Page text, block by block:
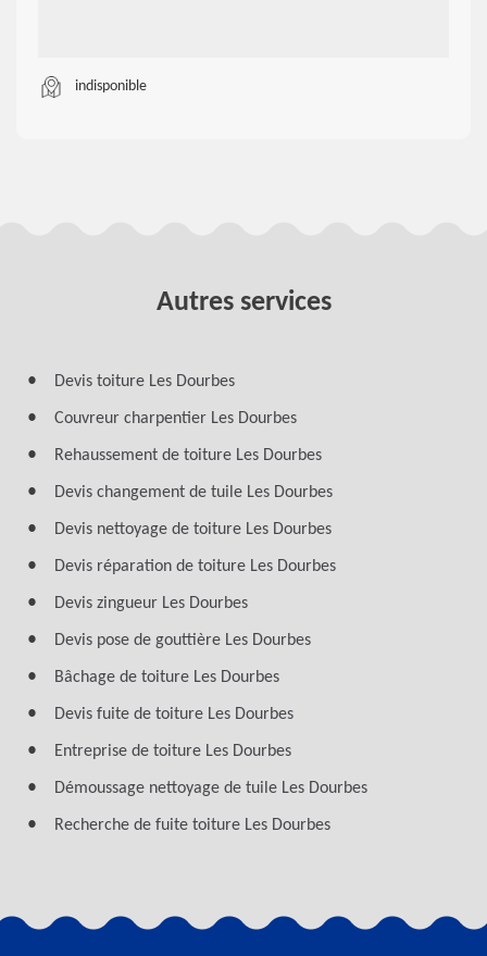
indisponible
Autres services
Devis toiture Les Dourbes
Couvreur charpentier Les Dourbes
Rehaussement de toiture Les Dourbes
Devis changement de tuile Les Dourbes
Devis nettoyage de toiture Les Dourbes
Devis réparation de toiture Les Dourbes
Devis zingueur Les Dourbes
Devis pose de gouttière Les Dourbes
Bâchage de toiture Les Dourbes
Devis fuite de toiture Les Dourbes
Entreprise de toiture Les Dourbes
Démoussage nettoyage de tuile Les Dourbes
Recherche de fuite toiture Les Dourbes